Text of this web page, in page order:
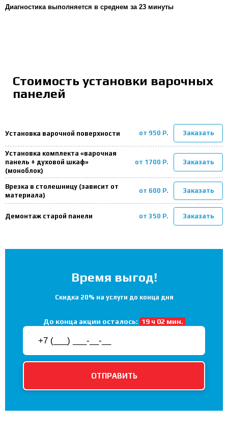
Диагностика выполняется в среднем за 23 минуты
Стоимость установки варочных
панелей
Установка варочной поверхности от 950 Р. Заказать
Установка комплекта «варочная
панель + духовой шкаф»
(моноблок)
от 1700 Р. Заказать
Врезка в столешницу (зависит от
материала)
от 600 Р. Заказать
Демонтаж старой панели от 350 Р. Заказать
Время выгод!
Скидка 20% на услуги до конца дня
До конца акции осталось: 19 ч 02 мин.